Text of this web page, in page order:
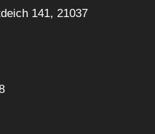
141, 21037